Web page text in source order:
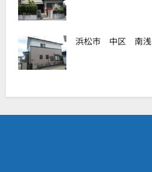
浜松市 中区 南